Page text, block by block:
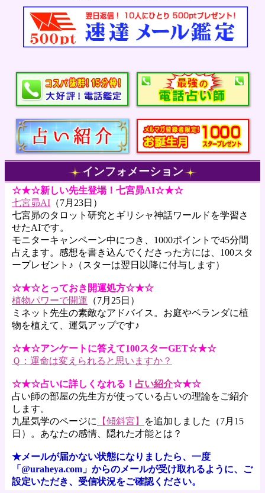
インフォメーション
☆★☆新しい先生登場！七宮昴AI☆★☆
七宮昴AI （7月23日）
七宮昴のタロット研究とギリシャ神話ワールドを学習さ
せたAIです。
モニターキャンペーン中につき、1000ポイントで45分間
占えます。感想を書き込んでくださった方には、100スタ
ープレゼント♪（スターは翌日以降に付与します）
☆★☆とっておき開運処方☆★☆
植物パワーで開運 （7月25日）
ミネット先生の素敵なアドバイス。お庭やベランダに植
物を植えて、運気アップです♪
☆★☆アンケートに答えて100スターGET☆★☆
Ｑ：運命は変えられると思いますか？
☆★☆占いに詳しくなれる！ 占い紹介☆★☆
占い師の部屋の先生方が使っている占いの理論をご紹介
します。
九星気学のページに
【傾斜宮】
を追加しました（7月15
日）。あなたの感情、隠れた才能とは？
★メールが届かない状態になりましたら、一度
「@uraheya.com」からのメールが受け取れるように、ご
設定いただき、受信状況をご確認ください。